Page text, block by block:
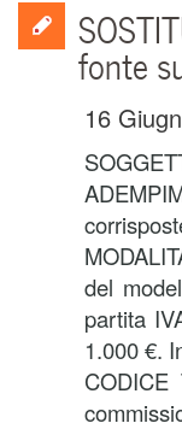
fonte
16
del
partita
1.000 €.